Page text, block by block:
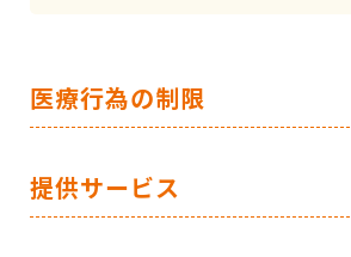
医療行為の制限
提供サービス